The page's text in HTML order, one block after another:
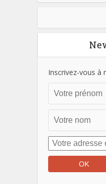
Inscrivez-vous à